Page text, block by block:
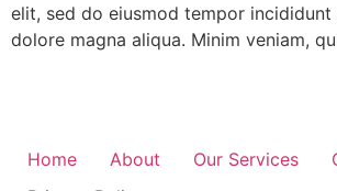
elit, sed do eiusmod tempor
dolore magna aliqua. Minim veniam,
Home About Our Services